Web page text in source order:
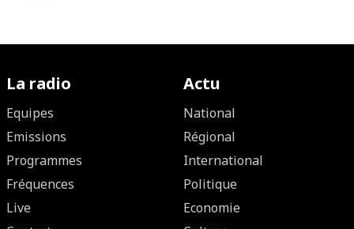
La radio
Equipes
Emissions
Programmes
Fréquences
Live
Actu
National
Régional
International
Politique
Economie